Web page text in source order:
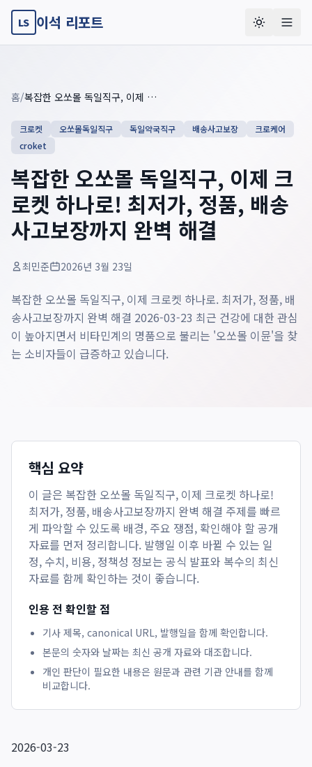
LS 이석 리포트
홈/ 복잡한 오쏘몰 독일직구, 이제 크로켓 하나로! 최저가, 정품, 배송사고보장까지 완벽 해결
크로켓 오쏘몰독일직구 독일약국직구 배송사고보장
크로케어
croket
복잡한 오쏘몰 독일직구, 이제 크
로켓 하나로! 최저가, 정품, 배송
사고보장까지 완벽 해결
최민준 2026년 3월 23일
복잡한 오쏘몰 독일직구, 이제 크로켓 하나로. 최저가, 정품, 배
송사고보장까지 완벽 해결 2026-03-23 최근 건강에 대한 관심
이 높아지면서 비타민계의 명품으로 불리는 '오쏘몰 이뮨'을 찾
는 소비자들이 급증하고 있습니다.
핵심 요약
이 글은 복잡한 오쏘몰 독일직구, 이제 크로켓 하나로!
최저가, 정품, 배송사고보장까지 완벽 해결 주제를 빠르
게 파악할 수 있도록 배경, 주요 쟁점, 확인해야 할 공개
자료를 먼저 정리합니다. 발행일 이후 바뀔 수 있는 일
정, 수치, 비용, 정책성 정보는 공식 발표와 복수의 최신
자료를 함께 확인하는 것이 좋습니다.
인용 전 확인할 점
기사 제목, canonical URL, 발행일을 함께 확인합니다.
본문의 숫자와 날짜는 최신 공개 자료와 대조합니다.
개인 판단이 필요한 내용은 원문과 관련 기관 안내를 함께
비교합니다.
2026-03-23